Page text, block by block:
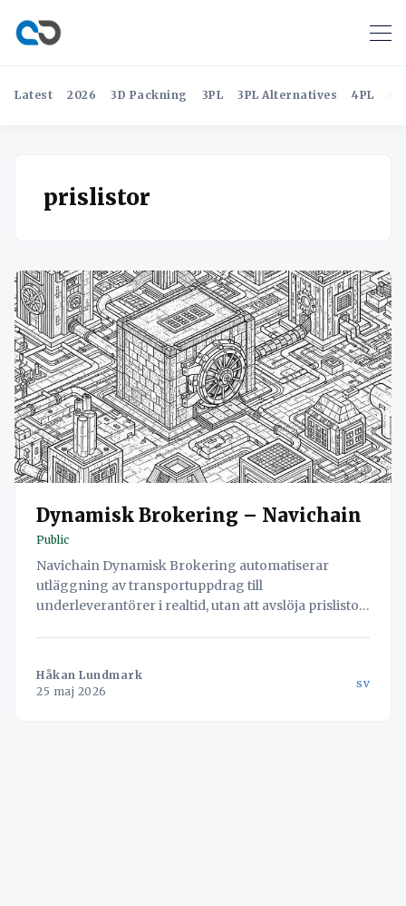
Latest 2026 3D Packning 3PL 3PL Alternatives 4PL
prislistor
Dynamisk Brokering – Navichain
Public
Navichain Dynamisk Brokering automatiserar
utläggning av transportuppdrag till
underleverantörer i realtid, utan att avslöja prislistor.
Håkan Lundmark
25 maj 2026
sv